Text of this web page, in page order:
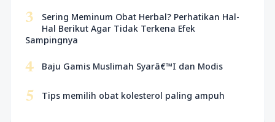
3
Sering Meminum Obat Herbal? Perhatikan Hal-
Hal Berikut Agar Tidak Terkena Efek
Sampingnya
4 Baju Gamis Muslimah Syarâ€™I dan Modis
5 Tips memilih obat kolesterol paling ampuh